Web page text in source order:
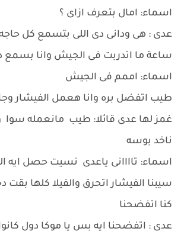
اسماء: امال بتعرف ازاى ؟
عدى : هى ودانى دى اللى بتسمع كل
ساعة ما اتدربت فى الجيش وانا بسمع
اسماء: اممم فى الجيش
طيب اتفضل بره وانا هعمل الفيشار
غمز لها عدى قائلا: طيب مانعمله سوا
ناخد بوسه
اسماء: تاااانى ياعدى نسيت حصل ايه
سيبنا الفيشار اتحرق والفيلا كلها بقت
كنا اتفضحنا
عدى : اتفضحنا ايه بس يا موكا دول